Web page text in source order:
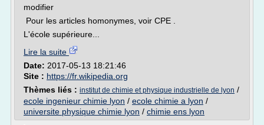
modifier
Pour les articles homonymes, voir CPE .
L'école supérieure...
Lire la suite
Date: 2017-05-13 18:21:46
Site : https://fr.wikipedia.org
Thèmes liés : institut de chimie et physique industrielle de lyon /
ecole ingenieur chimie lyon / ecole chimie a lyon /
universite physique chimie lyon / chimie ens lyon